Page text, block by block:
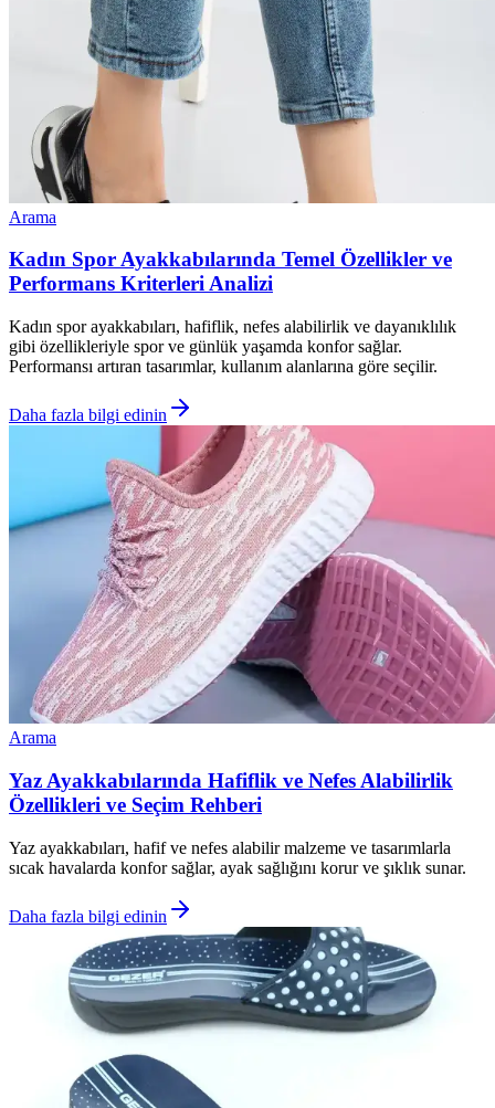
Arama
Kadın Spor Ayakkabılarında Temel Özellikler ve
Performans Kriterleri Analizi
Kadın spor ayakkabıları, hafiflik, nefes alabilirlik ve dayanıklılık
gibi özellikleriyle spor ve günlük yaşamda konfor sağlar.
Performansı artıran tasarımlar, kullanım alanlarına göre seçilir.
Daha fazla bilgi edinin
Arama
Yaz Ayakkabılarında Hafiflik ve Nefes Alabilirlik
Özellikleri ve Seçim Rehberi
Yaz ayakkabıları, hafif ve nefes alabilir malzeme ve tasarımlarla
sıcak havalarda konfor sağlar, ayak sağlığını korur ve şıklık sunar.
Daha fazla bilgi edinin